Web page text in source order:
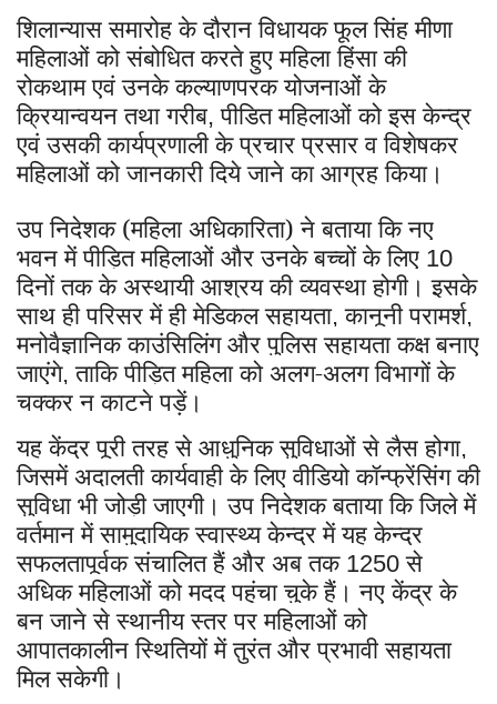
शिलान्यास समारोह के दौरान विधायक फूल सिंह मीणा
महिलाओं को संबोधित करते हुए महिला हिंसा की
रोकथाम एवं उनके कल्याणपरक योजनाओं के
क्रियान्वयन तथा गरीब,पीडित महिलाओं को इस केन्द्र
एवं उसकी कार्यप्रणाली के प्रचार प्रसार व विशेषकर
महिलाओं को जानकारी दिये जाने का आग्रह किया।
उप निदेशक (महिला अधिकारिता) ने बताया कि नए
भवन में पीड़ित महिलाओं और उनके बच्चों के लिए 10
दिनों तक के अस्थायी आश्रय की व्यवस्था होगी। इसके
साथ ही परिसर में ही मेडिकल सहायता,कानूनी परामर्श,
मनोवैज्ञानिक काउंसिलिंग और पुलिस सहायता कक्ष बनाए
जाएंगे,ताकि पीड़ित महिला को अलग-अलग विभागों के
चक्कर न काटने पड़ें।
यह केंद्र पूरी तरह से आधुनिक सुविधाओं से लैस होगा,
जिसमें अदालती कार्यवाही के लिए वीडियो कॉन्फ्रेंसिंग की
सुविधा भी जोड़ी जाएगी। उप निदेशक बताया कि जिले में
वर्तमान में सामुदायिक स्वास्थ्य केन्द्र में यह केन्द्र
सफलतापूर्वक संचालित हैं और अब तक 1250से
अधिक महिलाओं को मदद पहुंचा चुके हैं। नए केंद्र के
बन जाने से स्थानीय स्तर पर महिलाओं को
आपातकालीन स्थितियों में तुरंत और प्रभावी सहायता
मिल सकेगी।